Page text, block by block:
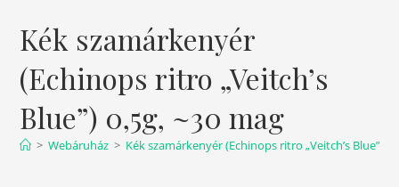
Kék szamárkenyér
(Echinops ritro „Veitch’s
Blue”) 0,5g, ~30 mag
> Webáruház > Kék szamárkenyér (Echinops ritro „Veitch’s Blue”)